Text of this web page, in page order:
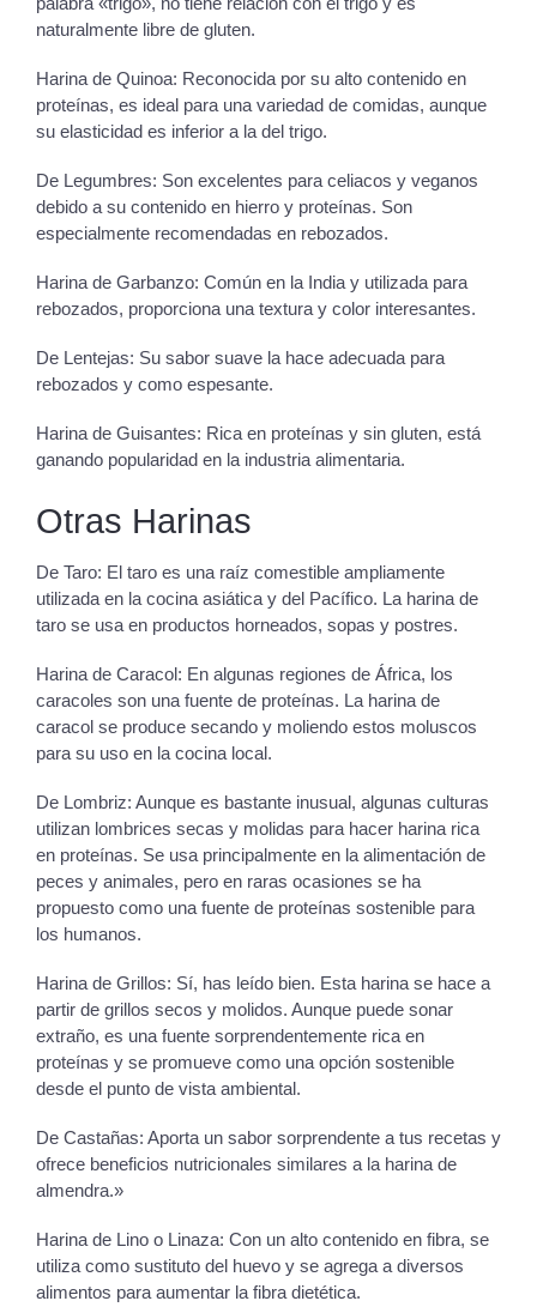
naturalmente libre de gluten.
Harina de Quinoa: Reconocida por su alto contenido en
proteínas, es ideal para una variedad de comidas, aunque
su elasticidad es inferior a la del trigo.
De Legumbres: Son excelentes para celiacos y veganos
debido a su contenido en hierro y proteínas. Son
especialmente recomendadas en rebozados.
Harina de Garbanzo: Común en la India y utilizada para
rebozados, proporciona una textura y color interesantes.
De Lentejas: Su sabor suave la hace adecuada para
rebozados y como espesante.
Harina de Guisantes: Rica en proteínas y sin gluten, está
ganando popularidad en la industria alimentaria.
Otras Harinas
De Taro: El taro es una raíz comestible ampliamente
utilizada en la cocina asiática y del Pacífico. La harina de
taro se usa en productos horneados, sopas y postres.
Harina de Caracol: En algunas regiones de África, los
caracoles son una fuente de proteínas. La harina de
caracol se produce secando y moliendo estos moluscos
para su uso en la cocina local.
De Lombriz: Aunque es bastante inusual, algunas culturas
utilizan lombrices secas y molidas para hacer harina rica
en proteínas. Se usa principalmente en la alimentación de
peces y animales, pero en raras ocasiones se ha
propuesto como una fuente de proteínas sostenible para
los humanos.
Harina de Grillos: Sí, has leído bien. Esta harina se hace a
partir de grillos secos y molidos. Aunque puede sonar
extraño, es una fuente sorprendentemente rica en
proteínas y se promueve como una opción sostenible
desde el punto de vista ambiental.
De Castañas: Aporta un sabor sorprendente a tus recetas y
ofrece beneficios nutricionales similares a la harina de
almendra.»
Harina de Lino o Linaza: Con un alto contenido en fibra, se
utiliza como sustituto del huevo y se agrega a diversos
alimentos para aumentar la fibra dietética.